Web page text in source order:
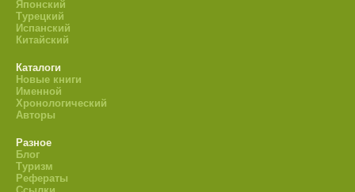
Японский
Турецкий
Испанский
Китайский
Каталоги
Новые книги
Именной
Хронологический
Авторы
Разное
Блог
Туризм
Рефераты